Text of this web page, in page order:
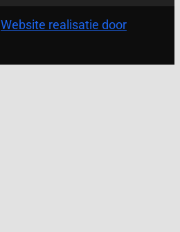
Website realisatie door